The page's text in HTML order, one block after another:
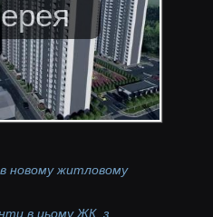
новому житловому
в цьому ЖК, з